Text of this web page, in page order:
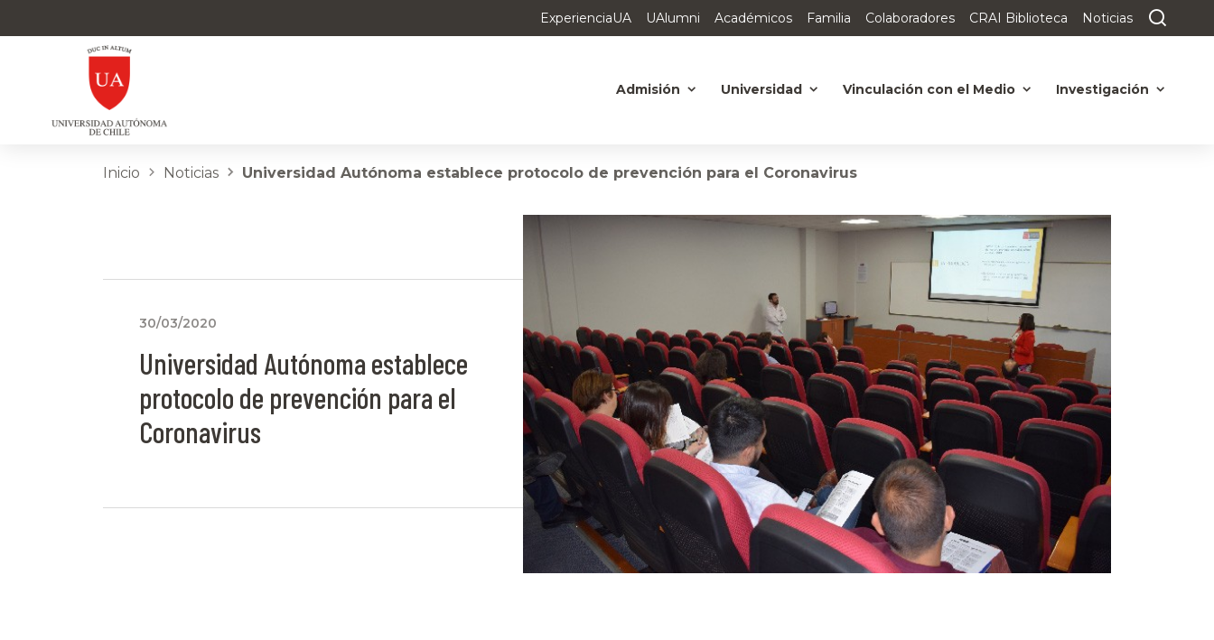
ExperienciaUA UAlumni Académicos Familia Colaboradores CRAI Biblioteca Noticias
Admisión Universidad Vinculación con el Medio Investigación
Inicio Noticias Universidad Autónoma establece protocolo de prevención para el Coronavirus
30/03/2020
Universidad Autónoma establece
protocolo de prevención para el
Coronavirus